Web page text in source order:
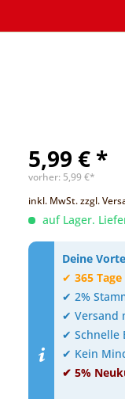
5,99 € *
vorher: 5,99 €*
inkl. MwSt.zzgl.
auf Lager.
Deine
✔365
✔ 2%
✔ Versand
✔ Schnelle
✔ Kein
✔ 5%